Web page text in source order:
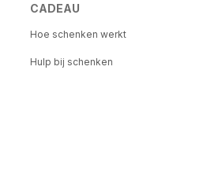
CADEAU
Hoe schenken werkt
Hulp bij schenken